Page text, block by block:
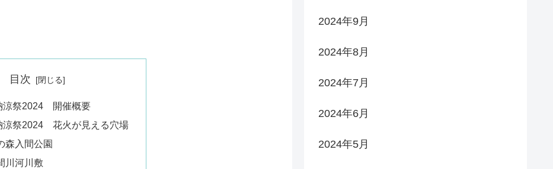
目次
涼祭2024 開催概要
涼祭2024 花火が見える穴場
森入間公園
川河川敷
2024年9月
2024年8月
2024年7月
2024年6月
2024年5月